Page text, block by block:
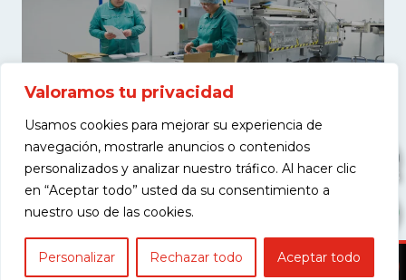
Valoramos tu privacidad
Usamos cookies para mejorar su experiencia de
navegación, mostrarle anuncios o contenidos
personalizados y analizar nuestro tráfico. Al hacer clic
en “Aceptar todo” usted da su consentimiento a
nuestro uso de las cookies.
Personalizar Rechazar todo Aceptar todo
COTIZAR
Copyright © 2026 Americas Maquinaria S.A.S. - Todos los derechos